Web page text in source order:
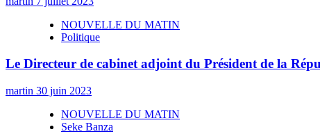
NOUVELLE DU MATIN
Politique
Le Directeur de cabinet adjoint du Président de la
martin 30 juin 2023
NOUVELLE DU MATIN
Seke Banza